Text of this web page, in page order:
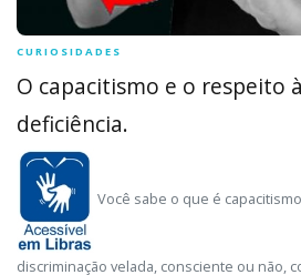
CURIOSIDADES
O capacitismo e o respeito
deficiência.
Você sabe o que é
discriminação velada, consciente ou não,